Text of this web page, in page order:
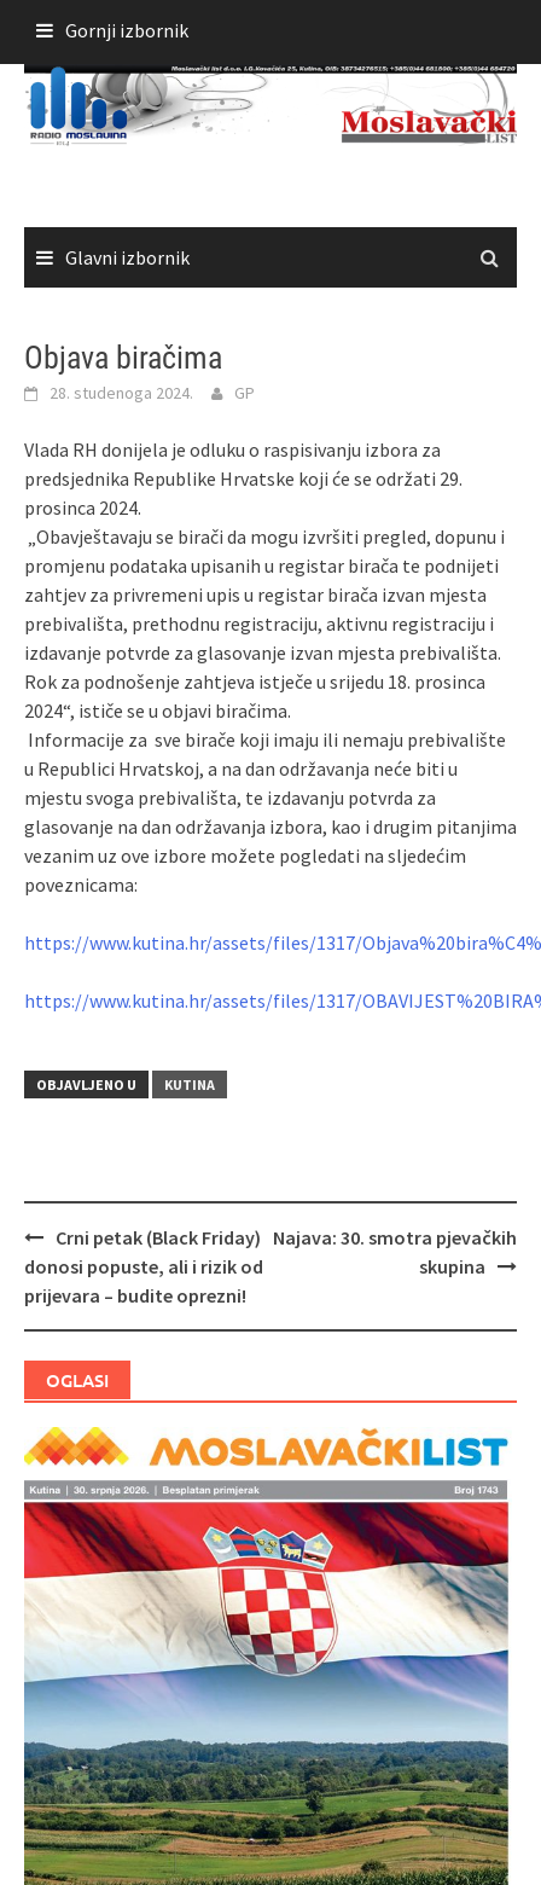
sadržaja
Gornji izbornik
Glavni izbornik
Objava biračima
28. studenoga 2024. GP
Vlada RH donijela je odluku o raspisivanju izbora za
predsjednika Republike Hrvatske koji će se održati 29.
prosinca 2024.
„Obavještavaju se birači da mogu izvršiti pregled, dopunu i
promjenu podataka upisanih u registar birača te podnijeti
zahtjev za privremeni upis u registar birača izvan mjesta
prebivališta, prethodnu registraciju, aktivnu registraciju i
izdavanje potvrde za glasovanje izvan mjesta prebivališta.
Rok za podnošenje zahtjeva istječe u srijedu 18. prosinca
2024“, ističe se u objavi biračima.
Informacije za sve birače koji imaju ili nemaju prebivalište
u Republici Hrvatskoj, a na dan održavanja neće biti u
mjestu svoga prebivališta, te izdavanju potvrda za
glasovanje na dan održavanja izbora, kao i drugim pitanjima
vezanim uz ove izbore možete pogledati na sljedećim
poveznicama:
https://www.kutina.hr/assets/files/1317/
https://www.kutina.hr/assets/files/1317/
OBJAVLJENO U KUTINA
Navigacija
objava
Crni petak (Black Friday)
donosi popuste, ali i rizik od
prijevara – budite oprezni!
Najava: 30. smotra pjevačkih
skupina
OGLASI